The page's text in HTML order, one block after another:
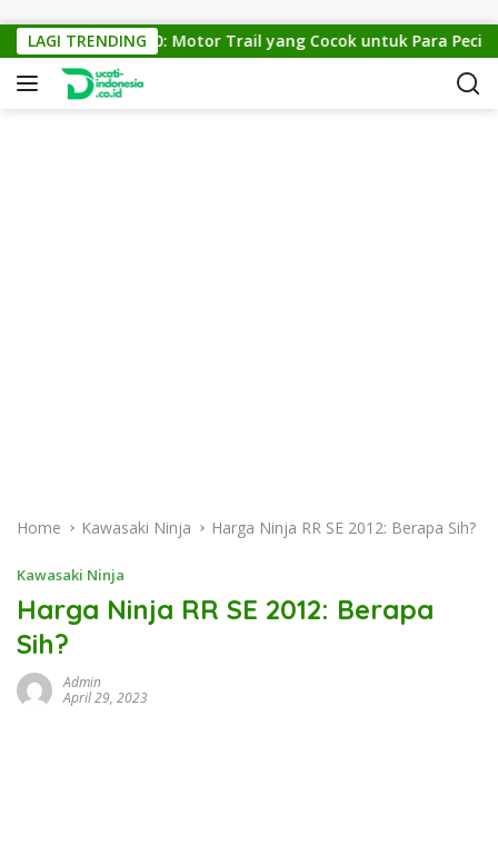
LAGI TRENDING
KTM Cross 150: Motor Trail yang Cocok untuk Para Pecinta
Home Kawasaki Ninja Harga Ninja RR SE 2012: Berapa Sih?
Kawasaki Ninja
Harga Ninja RR SE 2012: Berapa
Sih?
Admin
April 29, 2023